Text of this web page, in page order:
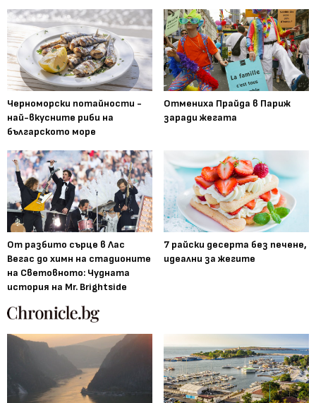
Черноморски потайности -
най-вкусните риби на
българското море
Отмениха Прайда в Париж
заради жегата
От разбито сърце в Лас
Вегас до химн на стадионите
на Световното: Чудната
история на Mr. Brightside
7 райски десерта без печене,
идеални за жегите